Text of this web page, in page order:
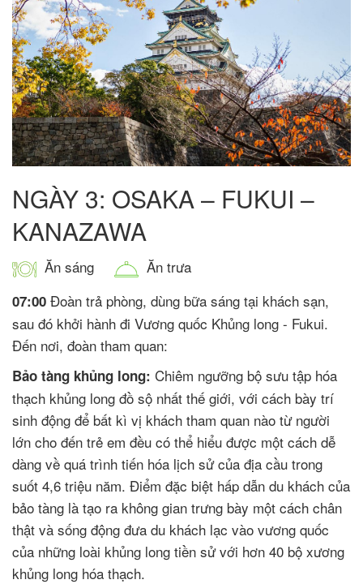
NGÀY 3: OSAKA – FUKUI –
KANAZAWA
Ăn sáng Ăn trưa
07:00 Đoàn trả phòng, dùng bữa sáng tại khách sạn,
sau đó khởi hành đi Vương quốc Khủng long - Fukui.
Đến nơi, đoàn tham quan:
Bảo tàng khủng long: Chiêm ngưỡng bộ sưu tập hóa
thạch khủng long đồ sộ nhất thế giới, với cách bày trí
sinh động để bất kì vị khách tham quan nào từ người
lớn cho đến trẻ em đều có thể hiểu được một cách dễ
dàng về quá trình tiến hóa lịch sử của địa cầu trong
suốt 4,6 triệu năm. Điểm đặc biệt hấp dẫn du khách của
bảo tàng là tạo ra không gian trưng bày một cách chân
thật và sống động đưa du khách lạc vào vương quốc
của những loài khủng long tiền sử với hơn 40 bộ xương
khủng long hóa thạch.